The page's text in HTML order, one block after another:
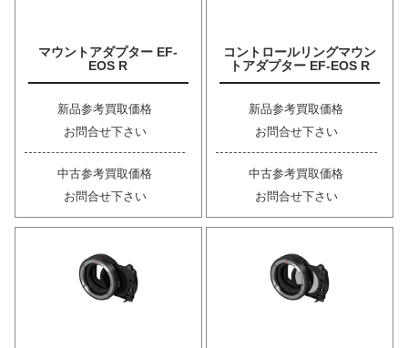
マウントアダプター EF-
EOS R
新品参考買取価格
お問合せ下さい
中古参考買取価格
お問合せ下さい
コントロールリングマウン
トアダプター EF-EOS R
新品参考買取価格
お問合せ下さい
中古参考買取価格
お問合せ下さい